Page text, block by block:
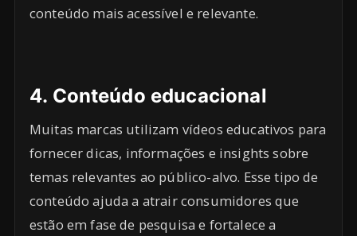
conteúdo mais acessível e relevante.
4. Conteúdo educacional
Muitas marcas utilizam vídeos educativos para
fornecer dicas, informações e insights sobre
temas relevantes ao público-alvo. Esse tipo de
conteúdo ajuda a atrair consumidores que
estão em fase de pesquisa e fortalece a